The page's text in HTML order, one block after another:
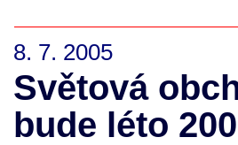
8. 7. 2005
Světová
bude léto